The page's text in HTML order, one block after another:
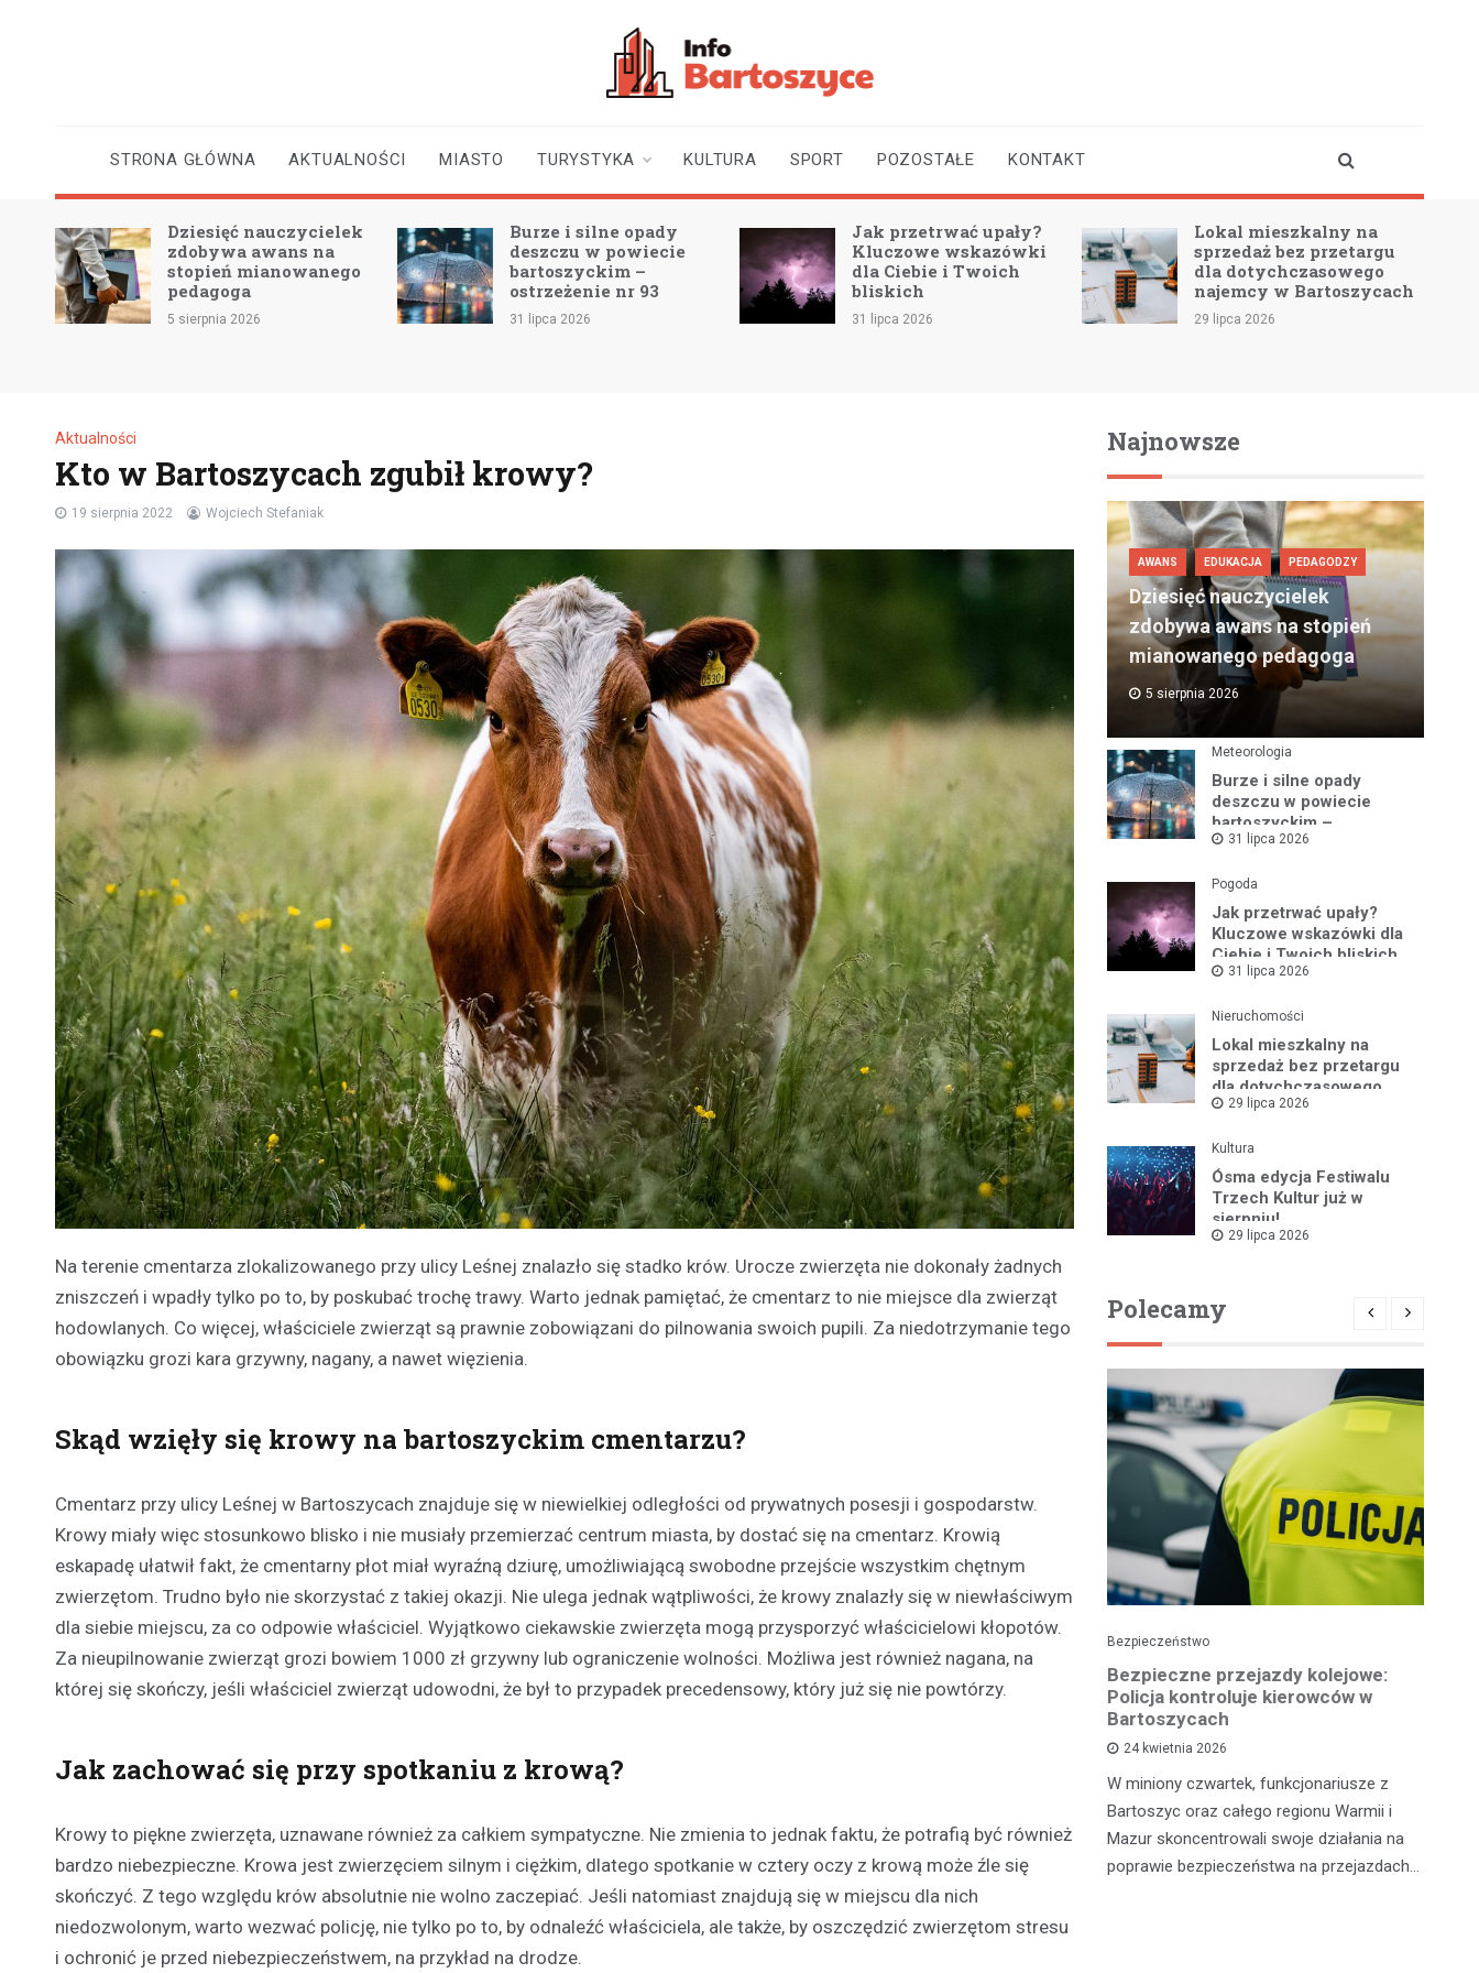
STRONA GŁÓWNA AKTUALNOŚCI MIASTO TURYSTYKA KULTURA SPORT POZOSTAŁE KONTAKT
Dziesięć nauczycielek
zdobywa awans na
stopień mianowanego
pedagoga
5 sierpnia 2026
Burze i silne opady
deszczu w powiecie
bartoszyckim –
ostrzeżenie nr 93
31 lipca 2026
Jak przetrwać upały?
Kluczowe wskazówki
dla Ciebie i Twoich
bliskich
31 lipca 2026
Lokal mieszkalny na
sprzedaż bez przetargu
dla dotychczasowego
najemcy w Bartoszycach
29 lipca 2026
Aktualności
Kto w Bartoszycach zgubił krowy?
19 sierpnia 2022 Wojciech Stefaniak
Na terenie cmentarza zlokalizowanego przy ulicy Leśnej znalazło się stadko krów. Urocze zwierzęta nie dokonały żadnych
zniszczeń i wpadły tylko po to, by poskubać trochę trawy. Warto jednak pamiętać, że cmentarz to nie miejsce dla zwierząt
hodowlanych. Co więcej, właściciele zwierząt są prawnie zobowiązani do pilnowania swoich pupili. Za niedotrzymanie tego
obowiązku grozi kara grzywny, nagany, a nawet więzienia.
Skąd wzięły się krowy na bartoszyckim cmentarzu?
Cmentarz przy ulicy Leśnej w Bartoszycach znajduje się w niewielkiej odległości od prywatnych posesji i gospodarstw.
Krowy miały więc stosunkowo blisko i nie musiały przemierzać centrum miasta, by dostać się na cmentarz. Krowią
eskapadę ułatwił fakt, że cmentarny płot miał wyraźną dziurę, umożliwiającą swobodne przejście wszystkim chętnym
zwierzętom. Trudno było nie skorzystać z takiej okazji. Nie ulega jednak wątpliwości, że krowy znalazły się w niewłaściwym
dla siebie miejscu, za co odpowie właściciel. Wyjątkowo ciekawskie zwierzęta mogą przysporzyć właścicielowi kłopotów.
Za nieupilnowanie zwierząt grozi bowiem 1000 zł grzywny lub ograniczenie wolności. Możliwa jest również nagana, na
której się skończy, jeśli właściciel zwierząt udowodni, że był to przypadek precedensowy, który już się nie powtórzy.
Jak zachować się przy spotkaniu z krową?
Krowy to piękne zwierzęta, uznawane również za całkiem sympatyczne. Nie zmienia to jednak faktu, że potrafią być również
bardzo niebezpieczne. Krowa jest zwierzęciem silnym i ciężkim, dlatego spotkanie w cztery oczy z krową może źle się
skończyć. Z tego względu krów absolutnie nie wolno zaczepiać. Jeśli natomiast znajdują się w miejscu dla nich
niedozwolonym, warto wezwać policję, nie tylko po to, by odnaleźć właściciela, ale także, by oszczędzić zwierzętom stresu
i ochronić je przed niebezpieczeństwem, na przykład na drodze.
Najnowsze
AWANS EDUKACJA PEDAGODZY
Dziesięć nauczycielek
zdobywa awans na stopień
mianowanego pedagoga
5 sierpnia 2026
Meteorologia
Burze i silne opady
deszczu w powiecie
bartoszyckim –
ostrzeżenie nr 93
31 lipca 2026
Pogoda
Jak przetrwać upały?
Kluczowe wskazówki dla
Ciebie i Twoich bliskich
31 lipca 2026
Nieruchomości
Lokal mieszkalny na
sprzedaż bez przetargu
dla dotychczasowego
najemcy w Bartoszycach
29 lipca 2026
Kultura
Ósma edycja Festiwalu
Trzech Kultur już w
sierpniu!
29 lipca 2026
Polecamy
Policja
Siedmioro poszukiwanych
zatrzymanych przez policję
przestępstwami i wykroczeniami. Pierwszy
incydent miał…
Bezpieczeństwo
Bezpieczne przejazdy kolejowe:
Policja kontroluje kierowców w
Bartoszycach
24 kwietnia 2026
W miniony czwartek, funkcjonariusze z
Bartoszyc oraz całego regionu Warmii i
Mazur skoncentrowali swoje działania na
poprawie bezpieczeństwa na przejazdach…